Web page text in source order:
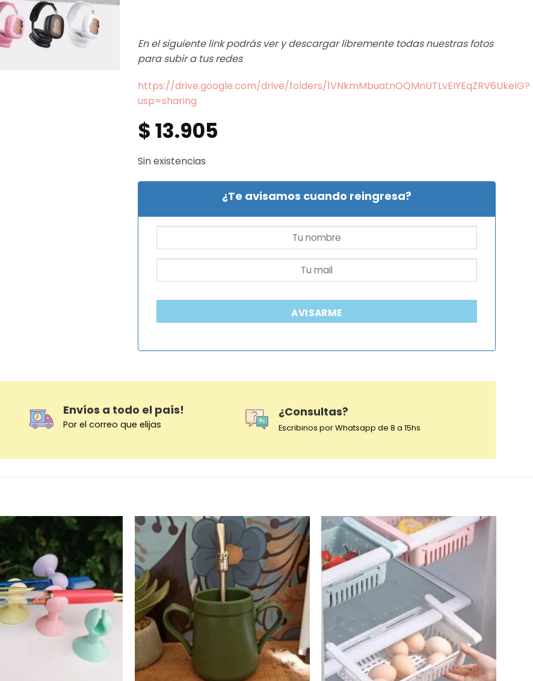
En el siguiente link podrás ver y descargar libremente todas nuestras fotos
para subir a tus redes
https://drive.google.com/drive/folders/1VNkmMbuatnOQMnUTLvEIYEqZRV6UkelG?
usp=sharing
$13.905
Sin existencias
¿Te avisamos cuando reingresa?
AVISARME
Envíos a todo el país!
Por el correo que elijas
¿Consultas?
Escribinos por Whatsapp de 8 a 15hs